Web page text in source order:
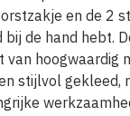
en de 2
de hand hebt.
stijlvol